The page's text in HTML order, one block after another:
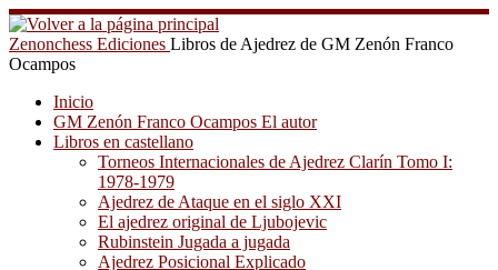
Saltar
al
contenido
Zenonchess Ediciones Libros de Ajedrez de GM Zenón Franco
Ocampos
Inicio
GM Zenón Franco Ocampos El autor
Libros en castellano
Torneos Internacionales de Ajedrez Clarín Tomo I:
1978-1979
Ajedrez de Ataque en el siglo XXI
El ajedrez original de Ljubojevic
Rubinstein Jugada a jugada
Ajedrez Posicional Explicado